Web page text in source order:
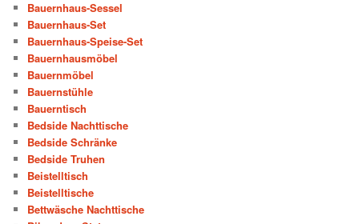
Bauernhaus-Sessel
Bauernhaus-Set
Bauernhaus-Speise-Set
Bauernhausmöbel
Bauernmöbel
Bauernstühle
Bauerntisch
Bedside Nachttische
Bedside Schränke
Bedside Truhen
Beistelltisch
Beistelltische
Bettwäsche Nachttische